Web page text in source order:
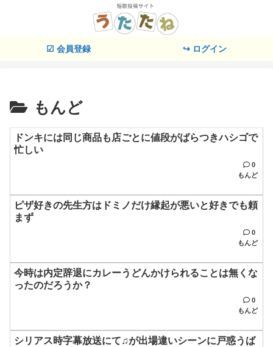
☑ 会員登録 ↪ ログイン
もんど
ドンキには同じ商品も店ごとに値段がばらつきハシゴで
忙しい
0
もんど
ピザ好きの先生方はドミノだけ縁起が悪いと好きでも頼
まず
0
もんど
今時は内定辞退にカレーうどんかけられることは無くな
ったのだろうか？
0
もんど
シリアス時字幕放送にて♫が出場違いシーンに戸惑うば